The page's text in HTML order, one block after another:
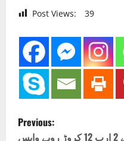
Post Views: 39
P
Previous:
فیک اکاونٹس کیس، 2 ملزمان نے 2 ارب 12 کروڑ روپے واپس